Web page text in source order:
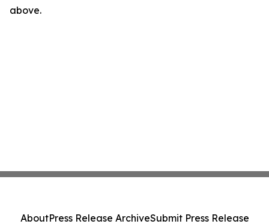
above.
AboutPress Release ArchiveSubmit Press Release